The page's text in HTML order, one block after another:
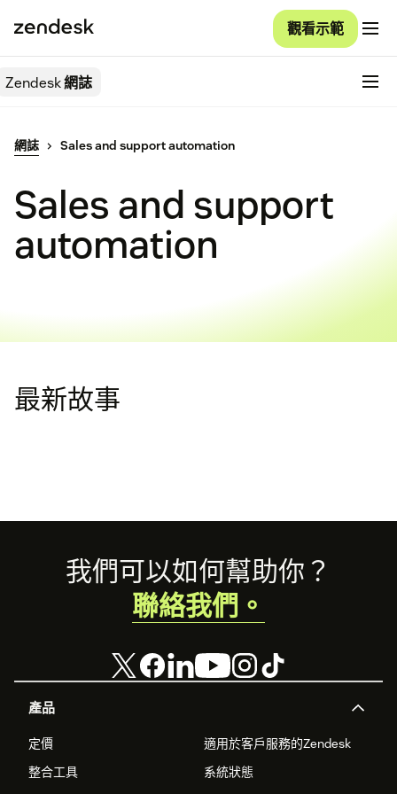
觀看示範
Zendesk網誌
網誌 Sales and support automation
Sales and support
automation
最新故事
Footer
產品
定價
適用於客戶服務的Zendesk
整合工具
系統狀態
我們可以如何幫助你？
聯絡我們。